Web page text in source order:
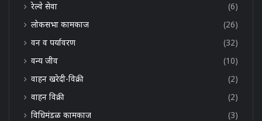
रेल्वे सेवा
(6)
लोकसभा कामकाज
(26)
वन व पर्यावरण
(32)
वन्य जीव
(10)
वाहन खरेदी-विक्री
(2)
वाहन विक्री
(2)
विधिमंडळ कामकाज
(3)